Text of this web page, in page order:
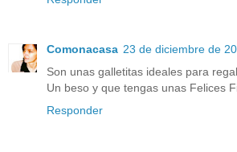
Comonacasa 23 de diciembre de
Son unas galletitas ideales para
Un beso y que tengas unas Felices
Responder